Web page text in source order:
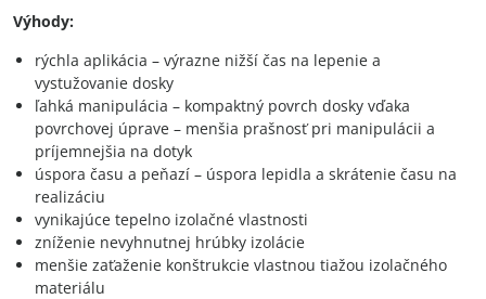
Výhody:
rýchla aplikácia – výrazne nižší čas na lepenie a
vystužovanie dosky
ľahká manipulácia – kompaktný povrch dosky vďaka
povrchovej úprave – menšia prašnosť pri manipulácii a
príjemnejšia na dotyk
úspora času a peňazí – úspora lepidla a skrátenie času na
realizáciu
vynikajúce tepelno izolačné vlastnosti
zníženie nevyhnutnej hrúbky izolácie
menšie zaťaženie konštrukcie vlastnou tiažou izolačného
materiálu